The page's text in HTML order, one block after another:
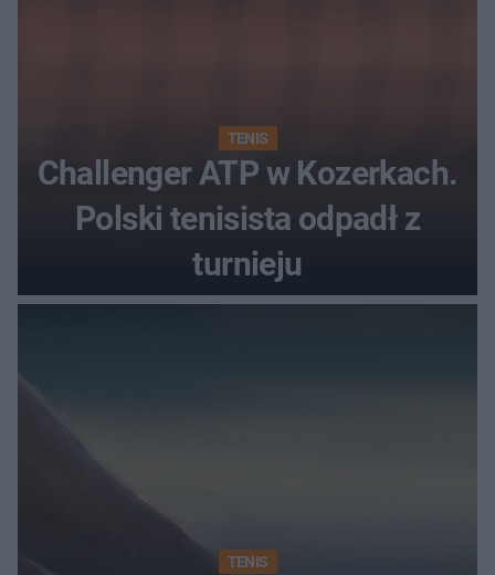
TENIS
Challenger ATP w Kozerkach.
Polski tenisista odpadł z
turnieju
TENIS